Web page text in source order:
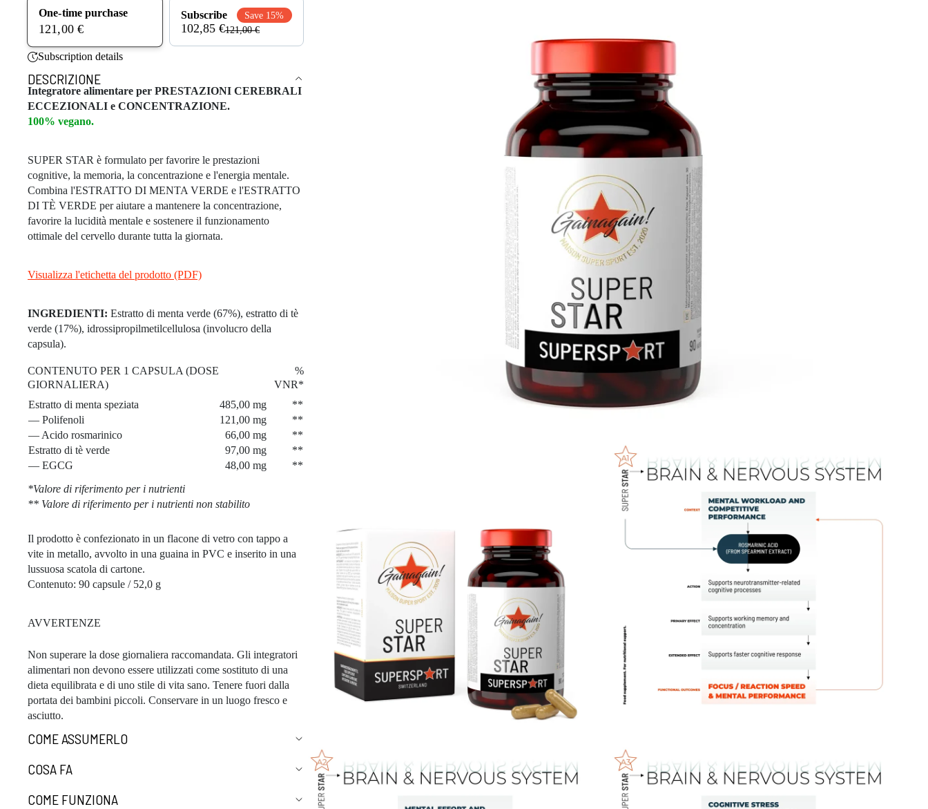
One-time purchase
121,00 €
Subscribe Save 15%
102,85 €121,00 €
Subscription details
DESCRIZIONE
Integratore alimentare per PRESTAZIONI CEREBRALI
ECCEZIONALI e CONCENTRAZIONE.
100% vegano.
SUPER STAR è formulato per favorire le prestazioni
cognitive, la memoria, la concentrazione e l'energia mentale.
Combina l'ESTRATTO DI MENTA VERDE e l'ESTRATTO
DI TÈ VERDE per aiutare a mantenere la concentrazione,
favorire la lucidità mentale e sostenere il funzionamento
ottimale del cervello durante tutta la giornata.
Visualizza l'etichetta del prodotto (PDF)
INGREDIENTI: Estratto di menta verde (67%), estratto di tè
verde (17%), idrossipropilmetilcellulosa (involucro della
capsula).
CONTENUTO PER 1 CAPSULA (DOSE
GIORNALIERA)
%
VNR*
Estratto di menta speziata
485,00 mg
**
— Polifenoli
121,00 mg
**
— Acido rosmarinico
66,00 mg
**
Estratto di tè verde
97,00 mg
**
— EGCG
48,00 mg
**
*Valore di riferimento per i nutrienti
** Valore di riferimento per i nutrienti non stabilito
Il prodotto è confezionato in un flacone di vetro con tappo a
vite in metallo, avvolto in una guaina in PVC e inserito in una
lussuosa scatola di cartone.
Contenuto: 90 capsule / 52,0 g
AVVERTENZE
Non superare la dose giornaliera raccomandata. Gli integratori
alimentari non devono essere utilizzati come sostituto di una
dieta equilibrata e di uno stile di vita sano. Tenere fuori dalla
portata dei bambini piccoli. Conservare in un luogo fresco e
asciutto.
COME ASSUMERLO
COSA FA
COME FUNZIONA